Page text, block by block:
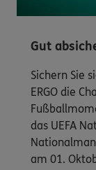
Gut
Sichern Sie
ERGO die
das UEFA
am 01.